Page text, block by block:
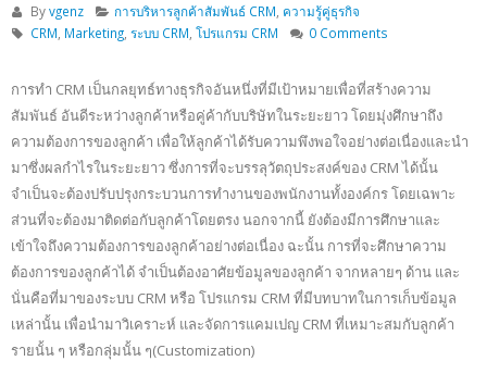
Byvgenz การบริหารลูกค้าสัมพันธ์ CRM ความรู้คู่ธุรกิจ
CRM Marketing, ระบบ CRM โปรแกรม CRM 0 Comments
การทำ CRM เป็นกลยุทธ์ทางธุรกิจอันหนึ่งที่มีเป้าหมายเพื่อที่สร้างความ
สัมพันธ์ อันดีระหว่างลูกค้าหรือคู่ค้ากับบริษัทในระยะยาว โดยมุ่งศึกษาถึง
ความต้องการของลูกค้า เพื่อให้ลูกค้าได้รับความพึงพอใจอย่างต่อเนื่องและนำ
มาซึ่งผลกำไรในระยะยาวซึ่งการที่จะบรรลุวัตถุประสงค์ของ CRM ได้นั้น
จำเป็นจะต้องปรับปรุงกระบวนการทำงานของพนักงานทั้งองค์กร โดยเฉพาะ
ส่วนที่จะต้องมาติดต่อกับลูกค้าโดยตรง นอกจากนี้ ยังต้องมีการศึกษาและ
เข้าใจถึงความต้องการของลูกค้าอย่างต่อเนื่อง ฉะนั้น การที่จะศึกษาความ
ต้องการของลูกค้าได้ จำเป็นต้องอาศัยข้อมูลของลูกค้า จากหลายๆ ด้าน และ
นั่นคือที่มาของระบบ CRM หรือ โปรแกรม CRM ที่มีบทบาทในการเก็บข้อมูล
เหล่านั้น เพื่อนำมาวิเคราะห์ และจัดการแคมเปญ CRM ที่เหมาะสมกับลูกค้า
รายนั้น ๆ หรือกลุ่มนั้น ๆ(Customization)